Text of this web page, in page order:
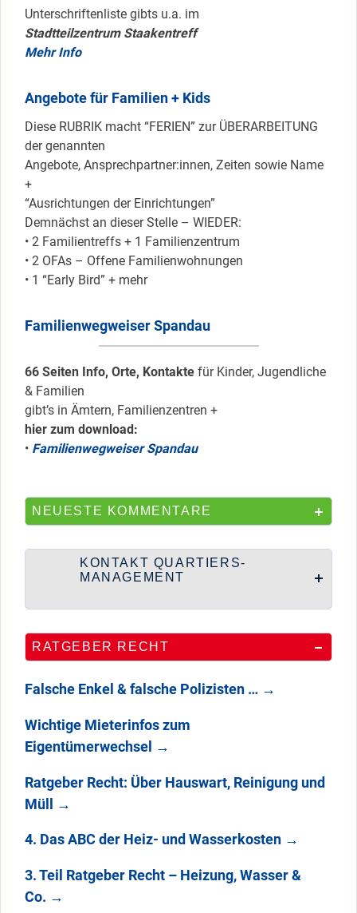
Unterschriftenliste gibts u.a. im
Stadtteilzentrum Staakentreff
Mehr Info
Angebote für Familien + Kids
Diese RUBRIK macht “FERIEN” zur ÜBERARBEITUNG
der genannten
Angebote, Ansprechpartner:innen, Zeiten sowie Name
+
“Ausrichtungen der Einrichtungen”
Demnächst an dieser Stelle – WIEDER:
• 2 Familientreffs + 1 Familienzentrum
• 2 OFAs – Offene Familienwohnungen
• 1 “Early Bird” + mehr
Familienwegweiser Spandau
66 Seiten Info, Orte, Kontakte für Kinder, Jugendliche
& Familien
gibt’s in Ämtern, Familienzentren +
hier zum download:
• Familienwegweiser Spandau
NEUESTE KOMMENTARE
KONTAKT QUARTIERS-
MANAGEMENT
RATGEBER RECHT
Falsche Enkel & falsche Polizisten … →
Wichtige Mieterinfos zum
Eigentümerwechsel →
Ratgeber Recht: Über Hauswart, Reinigung und
Müll →
4. Das ABC der Heiz- und Wasserkosten →
3. Teil Ratgeber Recht – Heizung, Wasser &
Co. →